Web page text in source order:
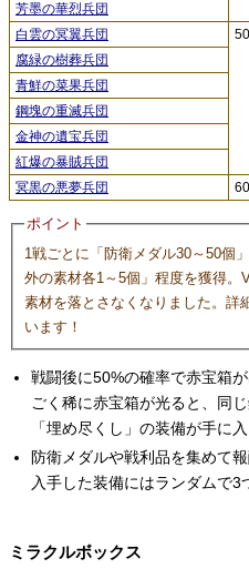
芳墨の華烈兵団
白雲の冥翼兵団
50
腐緑の樹葬兵団
青鮮の菜果兵団
鋼塊の重滅兵団
金神の遺宝兵団
紅爆の暴賊兵団
冥黒の悪夢兵団
60
ポイント
1戦ごとに「防衛メダル30～50個
外の素材各1～5個」程度を獲得。
素材を落とさなくなりました。詳
います！
戦闘後に50%の確率で赤宝箱
ごく稀に赤宝箱が光ると、同
「埋め尽くし」の装備が手に入
防衛メダルや戦利品を集めて
入手した装備にはランダムで3
ミラクルボックス